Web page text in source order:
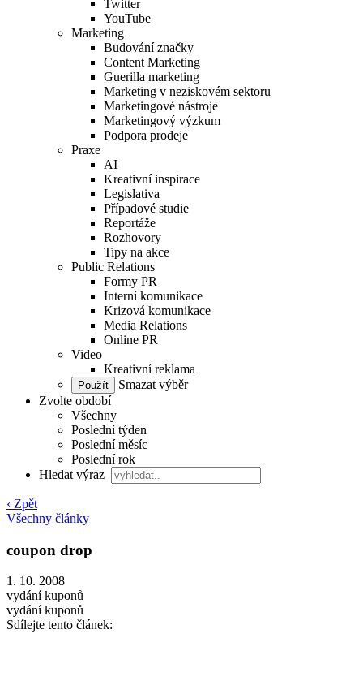
Twitter
YouTube
Marketing
Budování značky
Content Marketing
Guerilla marketing
Marketing v neziskovém sektoru
Marketingové nástroje
Marketingový výzkum
Podpora prodeje
Praxe
AI
Kreativní inspirace
Legislativa
Případové studie
Reportáže
Rozhovory
Tipy na akce
Public Relations
Formy PR
Interní komunikace
Krizová komunikace
Media Relations
Online PR
Video
Kreativní reklama
Smazat výběr
Zvolte období
Všechny
Poslední týden
Poslední měsíc
Poslední rok
Hledat výraz
‹ Zpět
Všechny články
coupon drop
1. 10. 2008
vydání kuponů
vydání kuponů
Sdílejte tento článek: